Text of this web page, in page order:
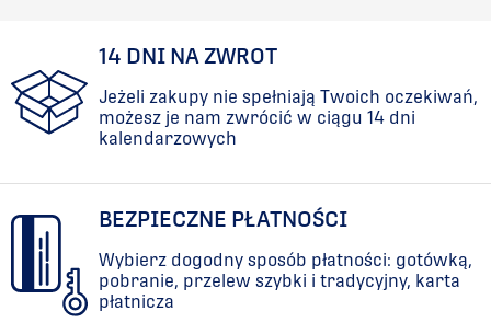
14 DNI NA ZWROT
Jeżeli zakupy nie spełniają Twoich oczekiwań,
możesz je nam zwrócić w ciągu 14 dni
kalendarzowych
BEZPIECZNE PŁATNOŚCI
Wybierz dogodny sposób płatności: gotówką,
pobranie, przelew szybki i tradycyjny, karta
płatnicza